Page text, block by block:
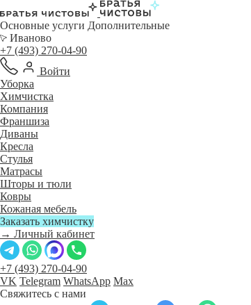
Основные услуги Дополнительные
Иваново
+7 (493) 270-04-90
Войти
Уборка
Химчистка
Компания
Франшиза
Диваны
Кресла
Стулья
Матрасы
Шторы и тюли
Ковры
Кожаная мебель
Заказать химчистку
→ Личный кабинет
+7 (493) 270-04-90
VK Telegram WhatsApp Max
Свяжитесь с нами